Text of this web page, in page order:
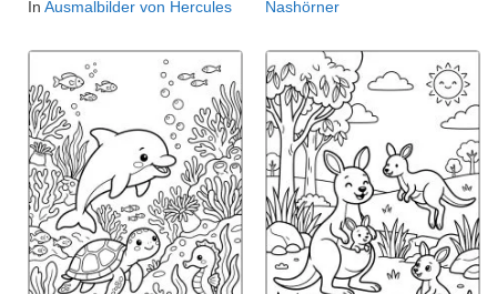
In Ausmalbilder von Hercules
Nashörner